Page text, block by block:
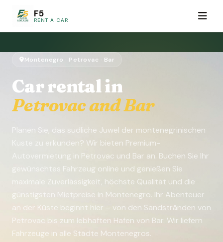
F5
RENT A CAR
Montenegro · Petrovac · Bar
Car rental in
Petrovac and Bar
Planen Sie, das südliche Juwel der montenegrinischen
Küste zu erkunden? Wir bieten Premium-
Autovermietung in Petrovac und Bar an. Buchen Sie Ihr
gewünschtes Fahrzeug online und genießen Sie
maximale Zuverlässigkeit, höchste Qualität und die
günstigsten Mietpreise in Montenegro. Ihr Abenteuer
an der Küste beginnt hier – von den Sandstränden von
Petrovac bis zum lebhaften Hafen von Bar. Wir liefern
Fahrzeuge in alle Städte Montenegros.